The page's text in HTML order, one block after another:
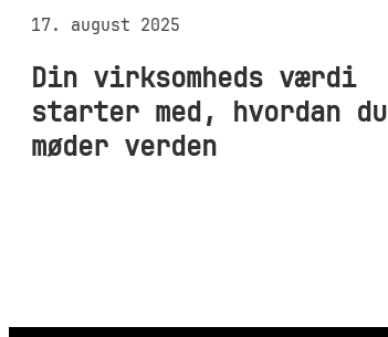
17. august 2025
Din virksomheds værdi
starter med, hvordan du
møder verden